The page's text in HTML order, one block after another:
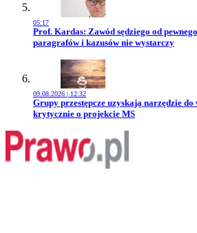
05:17
Przejdź do artykułu:
Prof. Kardas: Zawód sędziego od
paragrafów i kazusów nie wystarczy
09.08.2026 | 12:32
Przejdź do artykułu:
Grupy przestępcze uzyskają narzędzie
krytycznie o projekcie MS